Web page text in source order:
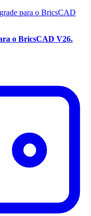
para o BricsCAD
o BricsCAD V26.